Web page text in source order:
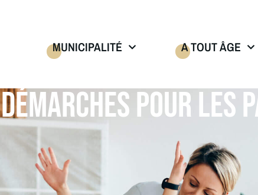
MUNICIPALITÉ A TOUT ÂGE
DÉMARCHES POUR LES